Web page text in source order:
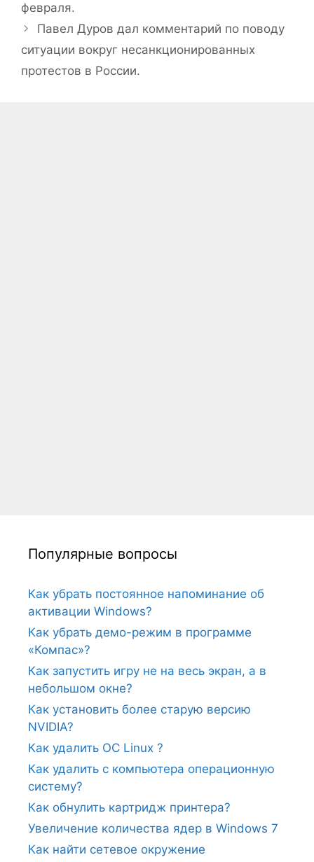
февраля.
Павел Дуров дал комментарий по поводу
ситуации вокруг несанкционированных
протестов в России.
Популярные вопросы
Как убрать постоянное напоминание об
активации Windows?
Как убрать демо-режим в программе
«Компас»?
Как запустить игру не на весь экран, а в
небольшом окне?
Как установить более старую версию
NVIDIA?
Как удалить ОС Linux ?
Как удалить с компьютера операционную
систему?
Как обнулить картридж принтера?
Увеличение количества ядер в Windows 7
Как найти сетевое окружение